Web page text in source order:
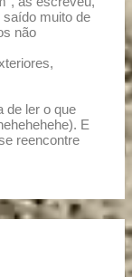
muito de
não
de ler o que
E
reencontre